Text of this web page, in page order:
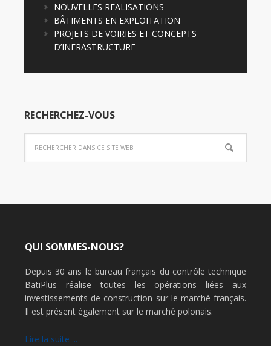
NOUVELLES REALISATIONS
BÂTIMENTS EN EXPLOITATION
PROJETS DE VOIRIES ET CONCEPTS
D’INFRASTRUCTURE
RECHERCHEZ-VOUS
QUI SOMMES-NOUS?
Depuis 30 ans le bureau français du contrôle technique
BatiPlus réalise toutes les opérations liées aux
investissements de construction sur le marché français.
Il est présent également sur le marché polonais.
Lire la suite ...